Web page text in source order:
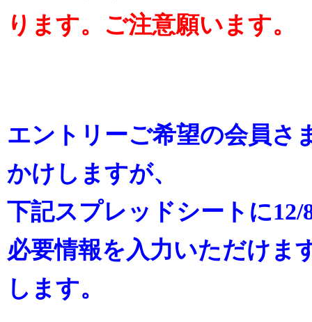
ります。ご注意願います。
エントリーご希望の会員さ
かけしますが、
下記スプレッドシートに12/
必要情報を入力いただけま
します。